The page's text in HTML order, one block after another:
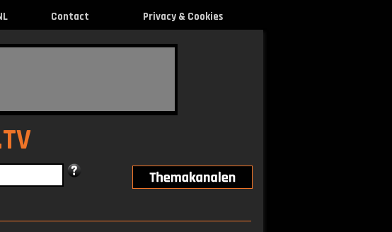
Contact Privacy & Cookies